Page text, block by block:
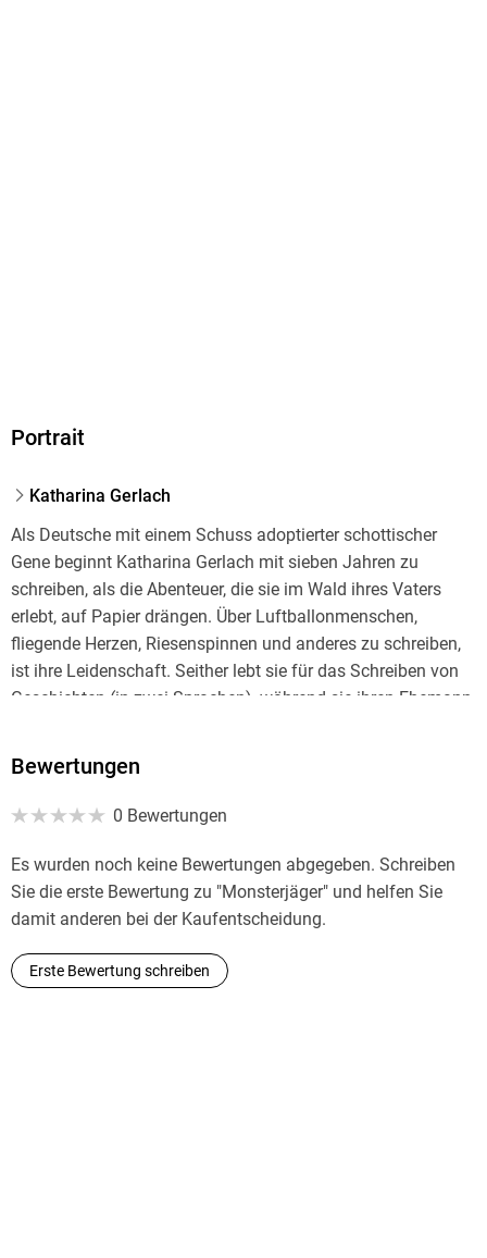
Portrait
Katharina Gerlach
Als Deutsche mit einem Schuss adoptierter schottischer
Gene beginnt Katharina Gerlach mit sieben Jahren zu
schreiben, als die Abenteuer, die sie im Wald ihres Vaters
erlebt, auf Papier drängen. Über Luftballonmenschen,
fliegende Herzen, Riesenspinnen und anderes zu schreiben,
ist ihre Leidenschaft. Seither lebt sie für das Schreiben von
Geschichten (in zwei Sprachen), während sie ihren Ehemann,
Bewertungen
0 Bewertungen
Es wurden noch keine Bewertungen abgegeben. Schreiben
Sie die erste Bewertung zu "Monsterjäger" und helfen Sie
damit anderen bei der Kaufentscheidung.
Erste Bewertung schreiben